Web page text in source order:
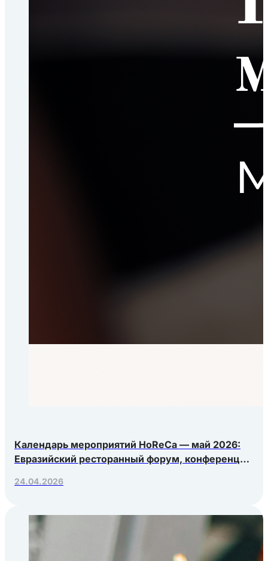
Календарь мероприятий HoReCa — май 2026:
Евразийский ресторанный форум, конференция
24.04.2026